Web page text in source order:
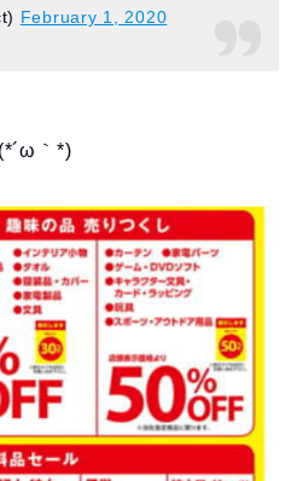
February 1, 2020
｀*)